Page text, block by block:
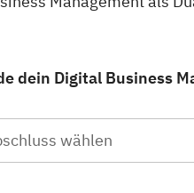
dein Digital Business
wählen